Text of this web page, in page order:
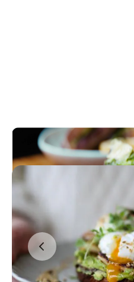
호주 대표
Play
호주 대표 음식 맛보기